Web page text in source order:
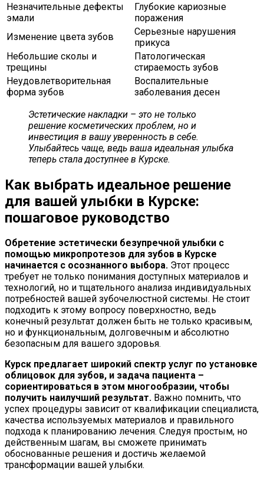
Незначительные дефекты
эмали
Глубокие кариозные
поражения
Изменение цвета зубов
Серьезные нарушения
прикуса
Небольшие сколы и
трещины
Патологическая
стираемость зубов
Неудовлетворительная
форма зубов
Воспалительные
заболевания десен
Эстетические накладки – это не только
решение косметических проблем, но и
инвестиция в вашу уверенность в себе.
Улыбайтесь чаще, ведь ваша идеальная улыбка
теперь стала доступнее в Курске.
Как выбрать идеальное решение
для вашей улыбки в Курске:
пошаговое руководство
Обретение эстетически безупречной улыбки с
помощью микропротезов для зубов в Курске
начинается с осознанного выбора. Этот процесс
требует не только понимания доступных материалов и
технологий, но и тщательного анализа индивидуальных
потребностей вашей зубочелюстной системы. Не стоит
подходить к этому вопросу поверхностно, ведь
конечный результат должен быть не только красивым,
но и функциональным, долговечным и абсолютно
безопасным для вашего здоровья.
Курск предлагает широкий спектр услуг по установке
облицовок для зубов, и задача пациента –
сориентироваться в этом многообразии, чтобы
получить наилучший результат. Важно помнить, что
успех процедуры зависит от квалификации специалиста,
качества используемых материалов и правильного
подхода к планированию лечения. Следуя простым, но
действенным шагам, вы сможете принимать
обоснованные решения и достичь желаемой
трансформации вашей улыбки.